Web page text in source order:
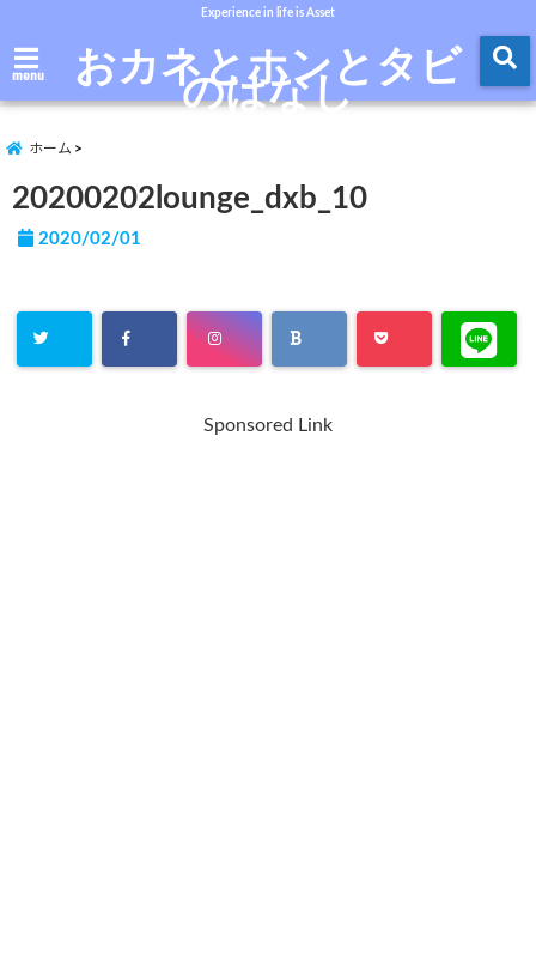
Experience in life is Asset
menu おカネとホンとタビ
のはなし
ホーム
20200202lounge_dxb_10
2020/02/01
Sponsored Link